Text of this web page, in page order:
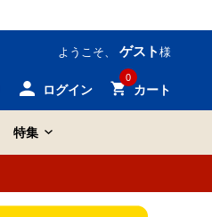
ようこそ、 ゲスト 様
ログイン
0
カート
特集